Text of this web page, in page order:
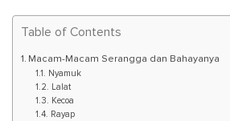
Table of Contents
Macam-Macam Serangga dan Bahayanya
Nyamuk
Lalat
Kecoa
Rayap